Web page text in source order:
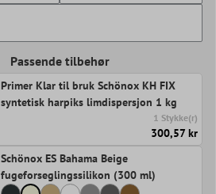
Passende tilbehør
Primer Klar til bruk Schönox KH FIX
syntetisk harpiks limdispersjon 1 kg
1 Stykke(r)
300,57 kr
Schönox ES Bahama Beige
fugeforseglingssilikon (300 ml)